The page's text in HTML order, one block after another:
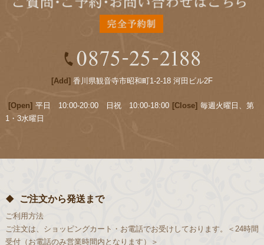
[Add] 香川県観音寺市昭和町1-2-18 河田ビル2F
[Open] 平日 10:00-20:00 日祝 10:00-18:00 [Close] 毎週火曜日、第
1・3水曜日
ご注文から発送まで
ご利用方法
ご注文は、ショッピングカート・お電話でお受けしております。＜24時間
受付（お電話のみ営業時間内となります）＞